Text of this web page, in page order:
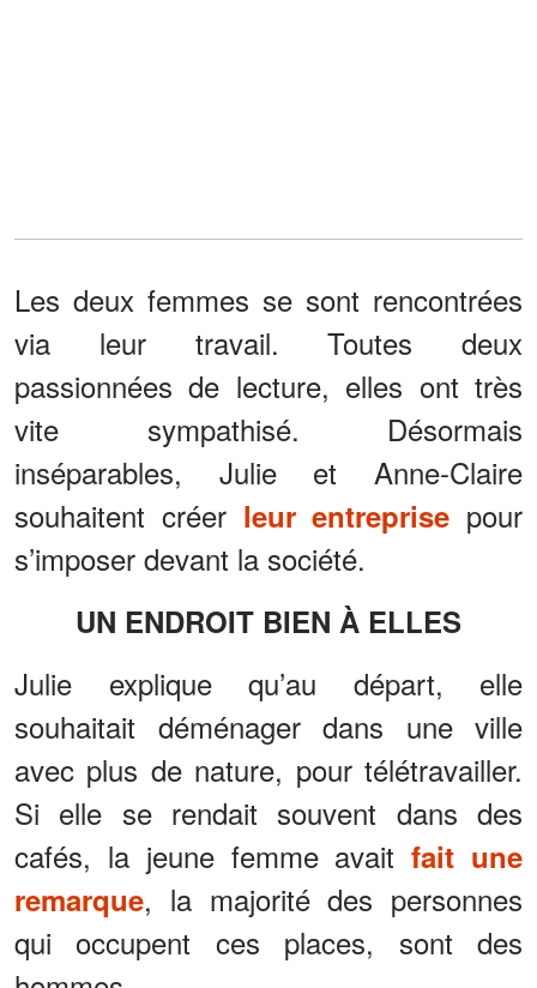
Les deux femmes se sont rencontrées
via leur travail. Toutes deux
passionnées de lecture, elles ont très
vite sympathisé. Désormais
inséparables, Julie et Anne-Claire
souhaitent créer leur entreprise pour
s’imposer devant la société.
UN ENDROIT BIEN À ELLES
Julie explique qu’au départ, elle
souhaitait déménager dans une ville
avec plus de nature, pour télétravailler.
Si elle se rendait souvent dans des
cafés, la jeune femme avaitfait une
remarque, la majorité des personnes
qui occupent ces places, sont des